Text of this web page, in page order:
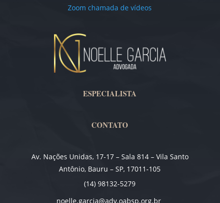
Zoom chamada de vídeos
ESPECIALISTA
CONTATO
Av. Nações Unidas, 17-17 – Sala 814 – Vila Santo
Antônio, Bauru – SP, 17011-105
(14) 98132-5279
noelle.garcia@adv.oabsp.org.br